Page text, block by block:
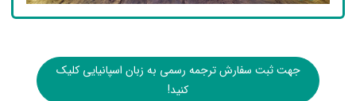
جهت ثبت سفارش ترجمه رسمی به زبان اسپانیایی کلیک
کنید!